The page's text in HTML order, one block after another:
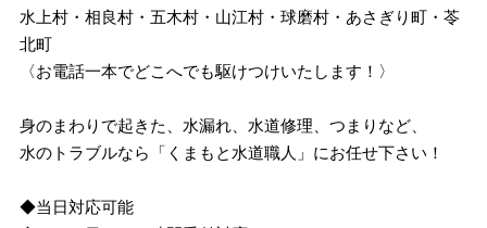
水上村・相良村・五木村・山江村・球磨村・あさぎり町・苓
北町
〈お電話一本でどこへでも駆けつけいたします！〉
身のまわりで起きた、水漏れ、水道修理、つまりなど、
水のトラブルなら「くまもと水道職人」にお任せ下さい！
◆当日対応可能